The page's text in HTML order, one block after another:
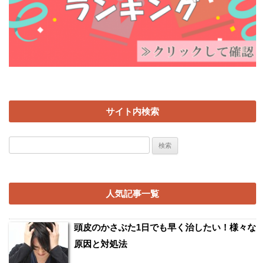
サイト内検索
人気記事一覧
頭皮のかさぶた1日でも早く治したい！様々な
原因と対処法